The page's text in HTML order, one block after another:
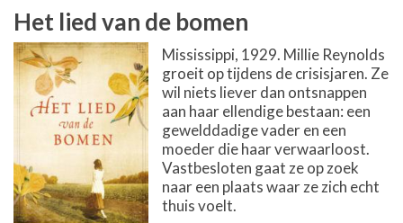
Het lied van de bomen
Mississippi, 1929. Millie Reynolds
groeit op tijdens de crisisjaren. Ze
wil niets liever dan ontsnappen
aan haar ellendige bestaan: een
gewelddadige vader en een
moeder die haar verwaarloost.
Vastbesloten gaat ze op zoek
naar een plaats waar ze zich echt
thuis voelt.